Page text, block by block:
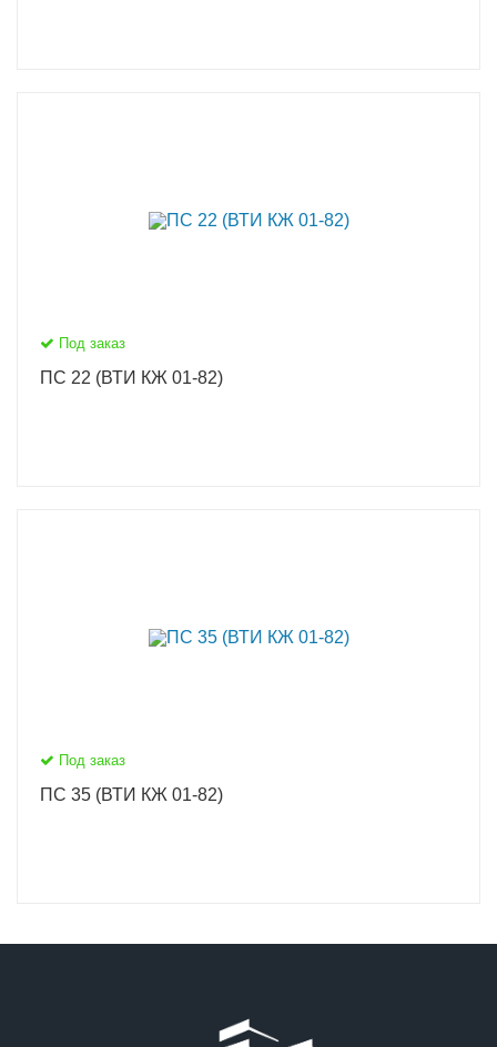
Под заказ
ПС 22 (ВТИ КЖ 01-82)
Под заказ
ПС 35 (ВТИ КЖ 01-82)